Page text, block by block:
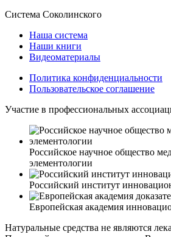
Система Соколинского
Наша система
Наши книги
Видеоматериалы
Политика конфиденциальности
Пользовательское соглашение
Участие в профессиональных
Российское научное общество
элементологии
Российский институт
Европейская академия
Натуральные средства не являются